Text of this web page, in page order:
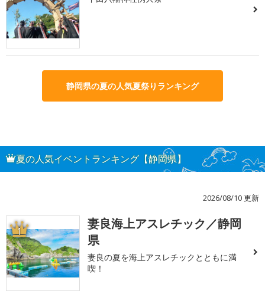
静岡県の夏の人気夏祭りランキング
夏の人気イベントランキング【静岡県】
2026/08/10 更新
1
妻良海上アスレチック／静岡
県
妻良の夏を海上アスレチックとともに満
喫！